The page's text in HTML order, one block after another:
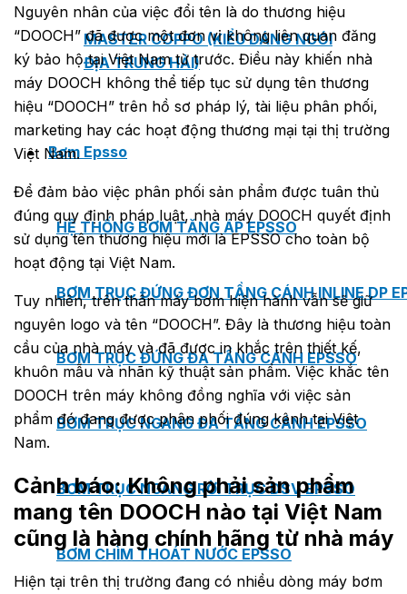
MASTER COPPO (KIỂU DÁNG NGÓI
ĐỊA TRUNG HẢI)
Bơm Epsso
HỆ THỐNG BƠM TĂNG ÁP EPSSO
BƠM TRỤC ĐỨNG ĐƠN TẦNG CÁNH INLINE DP
BƠM TRỤC ĐỨNG ĐA TẦNG CÁNH EPSSO
BƠM TRỤC NGANG ĐA TẦNG CÁNH EPSSO
BƠM TRỤC NGANG RỜI TRỤC DSV EPSSO
BƠM CHÌM THOÁT NƯỚC EPSSO
Nguyên nhân của việc đổi tên là do thương hiệu
“DOOCH” đã được một đơn vị không liên quan đăng
ký bảo hộ tại Việt Nam từ trước. Điều này khiến nhà
máy DOOCH không thể tiếp tục sử dụng tên thương
hiệu “DOOCH” trên hồ sơ pháp lý, tài liệu phân phối,
marketing hay các hoạt động thương mại tại thị trường
Việt Nam.
Để đảm bảo việc phân phối sản phẩm được tuân thủ
đúng quy định pháp luật, nhà máy DOOCH quyết định
sử dụng tên thương hiệu mới là EPSSO cho toàn bộ
hoạt động tại Việt Nam.
Tuy nhiên, trên thân máy bơm hiện hành vẫn sẽ giữ
nguyên logo và tên “DOOCH”. Đây là thương hiệu toàn
cầu của nhà máy và đã được in khắc trên thiết kế,
khuôn mẫu và nhãn kỹ thuật sản phẩm. Việc khắc tên
DOOCH trên máy không đồng nghĩa với việc sản
phẩm đó đang được phân phối đúng kênh tại Việt
Nam.
Cảnh báo: Không phải sản phẩm
mang tên DOOCH nào tại Việt Nam
cũng là hàng chính hãng từ nhà máy
Hiện tại trên thị trường đang có nhiều dòng máy bơm